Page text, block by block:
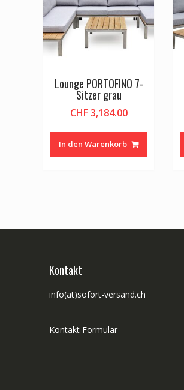
Lounge PORTOFINO 7-
Sitzer grau
CHF3,184.00
In den Warenkorb
Kontakt
info(at)sofort-versand.ch
Kontakt Formular